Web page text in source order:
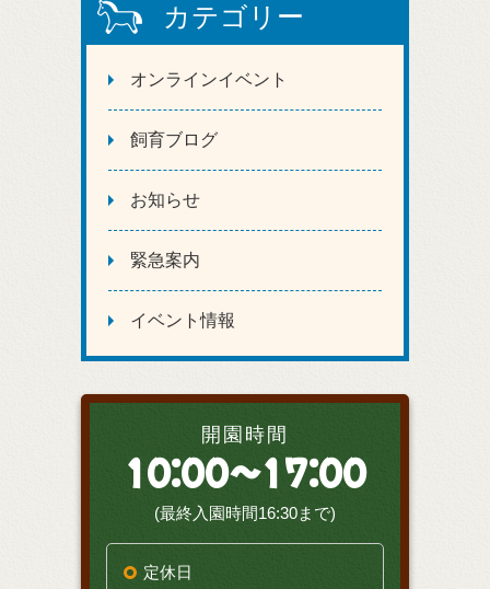
カテゴリー
オンラインイベント
飼育ブログ
お知らせ
緊急案内
イベント情報
開園時間
10:00～17:00
(最終入園時間16:30まで)
定休日